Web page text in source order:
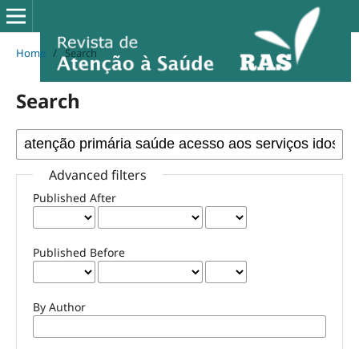
Home / Search
Search
Advanced filters
Published After
Published Before
By Author